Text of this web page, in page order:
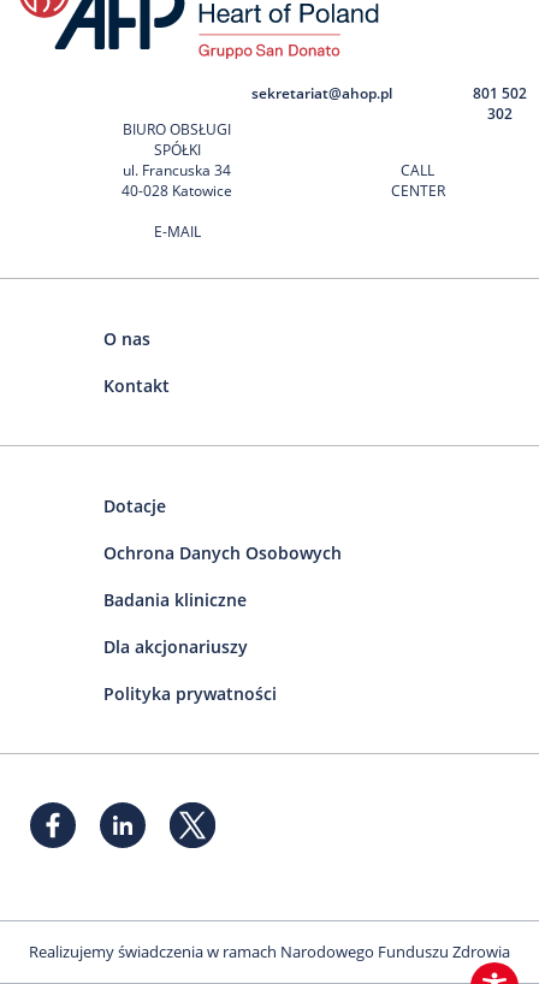
BIURO OBSŁUGI
SPÓŁKI
ul. Francuska 34
40-028 Katowice
E-MAIL
sekretariat@ahop.pl
CALL
CENTER
801 502
302
O nas
Kontakt
Dotacje
Ochrona Danych Osobowych
Badania kliniczne
Dla akcjonariuszy
Polityka prywatności
Realizujemy świadczenia w ramach Narodowego Funduszu Zdrowia